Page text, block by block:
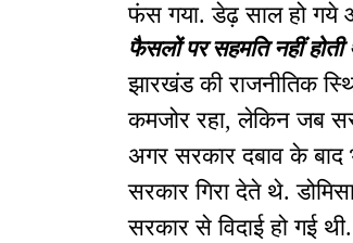
फंस गया. डेढ़ साल हो गये
फैसलों पर सहमति नहीं होती
झारखंड की राजनीतिक
कमजोर रहा, लेकिन जब
अगर सरकार दबाव के बाद
सरकार गिरा देते थे.
सरकार से विदाई हो गई